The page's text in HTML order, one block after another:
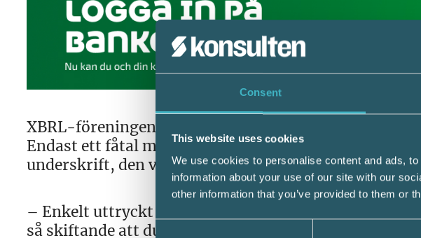
Consent
This website uses cookies
We use cookies to personalise content and ads,
information about your use of our site with our
other information that you’ve provided to them or
XBRL-föreningens enkät riktades till företag som
Endast ett fåtal mötte kriterierna föreningen satt upp
underskrift, den version som är mest använd i dag.
– Enkelt uttryckt var, och är, de olika varianterna av
så skiftande att du som skriver under inte vet om din